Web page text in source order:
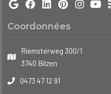
Coordonnées
Riemsterweg 300/1
3740 Bilzen
0473 47 12 91